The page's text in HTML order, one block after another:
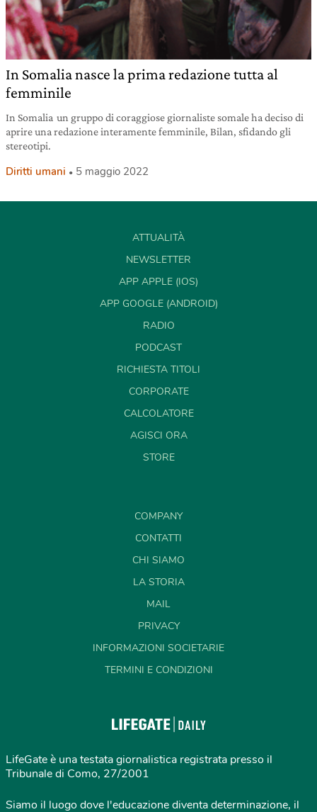
In Somalia nasce la prima redazione tutta al
femminile
In Somalia un gruppo di coraggiose giornaliste somale ha deciso di
aprire una redazione interamente femminile, Bilan, sfidando gli
stereotipi.
Diritti umani 5 maggio 2022
ATTUALITÀ
NEWSLETTER
APP APPLE (IOS)
APP GOOGLE (ANDROID)
RADIO
PODCAST
RICHIESTA TITOLI
CORPORATE
CALCOLATORE
AGISCI ORA
STORE
COMPANY
CONTATTI
CHI SIAMO
LA STORIA
MAIL
PRIVACY
INFORMAZIONI SOCIETARIE
TERMINI E CONDIZIONI
LifeGate è una testata giornalistica registrata presso il
Tribunale di Como, 27/2001
Siamo il luogo dove l'educazione diventa determinazione, il